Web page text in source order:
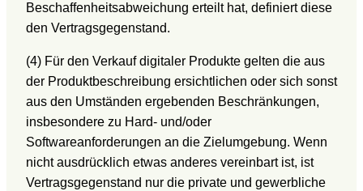
Beschaffenheitsabweichung erteilt hat, definiert diese
den Vertragsgegenstand.
(4) Für den Verkauf digitaler Produkte gelten die aus
der Produktbeschreibung ersichtlichen oder sich sonst
aus den Umständen ergebenden Beschränkungen,
insbesondere zu Hard- und/oder
Softwareanforderungen an die Zielumgebung. Wenn
nicht ausdrücklich etwas anderes vereinbart ist, ist
Vertragsgegenstand nur die private und gewerbliche